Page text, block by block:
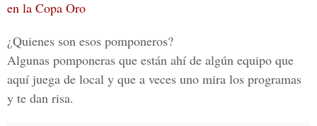
en la Copa Oro
¿Quienes son esos pomponeros?
Algunas pomponeras que están ahí de algún equipo que
aquí juega de local y que a veces uno mira los programas
y te dan risa.